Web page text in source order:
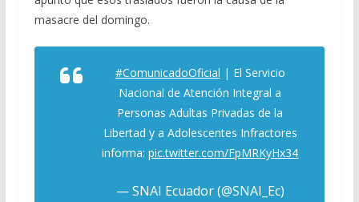
masacre del domingo.
#ComunicadoOficial | El Servicio
Nacional de Atención Integral a
Personas Adultas Privadas de la
Libertad y a Adolescentes Infractores
informa:pic.twitter.com/FpMRKyHx34
— SNAI Ecuador (@SNAI_Ec)